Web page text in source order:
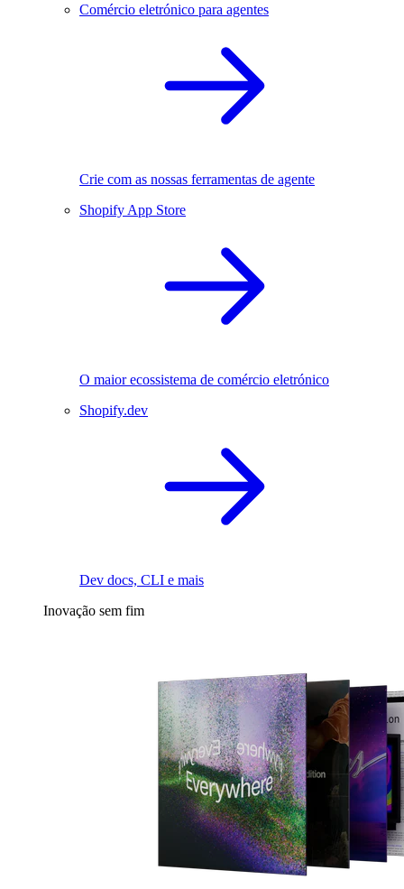
Comércio eletrónico para agentes
Crie com as nossas ferramentas de agente
Shopify App Store
O maior ecossistema de comércio eletrónico
Shopify.dev
Dev docs, CLI e mais
Inovação sem fim